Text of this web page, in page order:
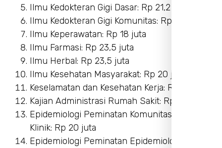
Ilmu Kedokteran Gigi Dasar: Rp 21,2 juta
Ilmu Kedokteran Gigi Komunitas: Rp 21,2 juta
Ilmu Keperawatan: Rp 18 juta
Ilmu Farmasi: Rp 23,5 juta
Ilmu Herbal: Rp 23,5 juta
Ilmu Kesehatan Masyarakat: Rp 20 juta
Keselamatan dan Kesehatan Kerja: Rp 21 juta
Kajian Administrasi Rumah Sakit: Rp 21 juta
Epidemiologi Peminatan Komunitas dan
Klinik: Rp 20 juta
Epidemiologi Peminatan Epidemiologi